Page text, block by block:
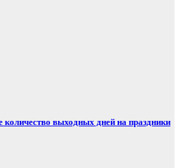
выходных дней на праздники